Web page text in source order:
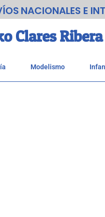
NACIONALES E
Clares Ribera
Modelismo